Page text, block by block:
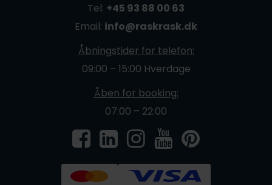
Tel: +45 93 88 00 63
Email: info@raskrask.dk
Åbningstider for telefon:
09:00 – 15:00 Hverdage
Åben for booking:
07:00 – 22:00